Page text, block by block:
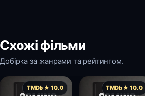
Схожі фільми
Добірка за жанрами та рейтингом.
TMDb ★ 10.0 TMDb ★ 10.0